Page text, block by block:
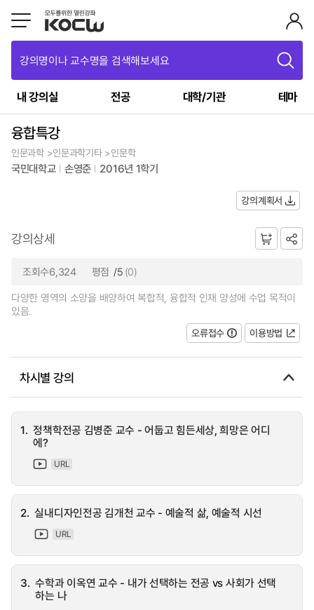
강의명이나 교수명을 검색해보세요
내 강의실 전공 대학/기관 테마
융합특강
인문과학 >인문과학기타 >인문학
국민대학교 손영준 2016년 1학기
강의계획서
강의상세
조회수6,324 평점 /5 (0)
다양한 영역의 소양을 배양하여 복합적, 융합적 인재 양성에 수업 목적이
있음.
오류접수
이용방법
차시별 강의
1. 정책학전공 김병준 교수 - 어둡고 힘든세상, 희망은 어디
에?
URL
2. 실내디자인전공 김개천 교수 - 예술적 삶, 예술적 시선
URL
3. 수학과 이옥연 교수 - 내가 선택하는 전공 vs 사회가 선택
하는 나